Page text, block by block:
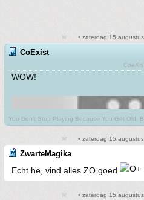
• zaterdag 15
CoExist
WOW!
You Don't Stop Playing Because You Get Old.
• zaterdag 15
ZwarteMagika
Echt he, vind alles ZO goed
• zaterdag 15